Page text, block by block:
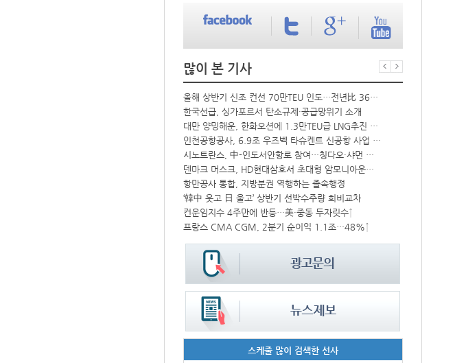
많이 본 기사
올해 상반기 신조 컨선 70만TEU 인도…전년比 36% 감소
한국선급, 싱가포르서 탄소규제·공급망위기 소개
대만 양밍해운, 한화오션에 1.3만TEU급 LNG추진 컨선 6척 발주
인천공항공사, 6.9조 우즈벡 타슈켄트 신공항 사업 참여
시노트란스, 中-인도서안항로 참여…칭다오·샤먼 직항
덴마크 머스크, HD현대삼호서 초대형 암모니아운반선 인도받아
항만공사 통합, 지방분권 역행하는 졸속행정
‘韓中 웃고 日 울고’ 상반기 선박수주량 희비교차
컨운임지수 4주만에 반등…美·중동 두자릿수↑
프랑스 CMA CGM, 2분기 순이익 1.1조…48%↑
스케줄 많이 검색한 선사